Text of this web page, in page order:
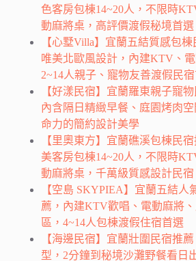
色客房包棟14~20人，不限時
動麻將桌，高評價渡假秘境首選
【心墅Villa】宜蘭五結質感包棟
唯美北歐風設計，內建KTV、電
2~14人親子、寵物友善渡假民
【好漾民宿】宜蘭羅東親子寵物
內含隔日精緻早餐、庭園烤肉
命力的簡約設計美學
【里奧東方】宜蘭礁溪包棟民
美客房包棟14~20人，不限時
動麻將桌，千萬級質感設計民宿
【空島 SKYPIEA】宜蘭五結人
薦，內建KTV歡唱、電動麻將
區，4~14人包棟渡假住宿首選
【海邊民宿】宜蘭壯圍民宿推
型，2分鐘到秘境沙灘野餐看日